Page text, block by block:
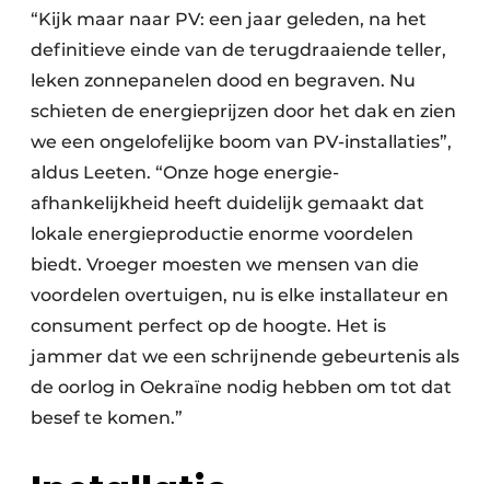
“Kijk maar naar PV: een jaar geleden, na het
definitieve einde van de terug­draaiende teller,
leken zonne­panelen dood en begraven. Nu
schieten de energie­prijzen door het dak en zien
we een ongelofelijke boom van PV-installaties”,
aldus Leeten. “Onze hoge energie­
afhankelijkheid heeft duidelijk gemaakt dat
lokale energie­productie enorme voordelen
biedt. Vroeger moesten we mensen van die
voordelen overtuigen, nu is elke installateur en
consument perfect op de hoogte. Het is
jammer dat we een schrijnende gebeurtenis als
de oorlog in Oekraïne nodig hebben om tot dat
besef te komen.”